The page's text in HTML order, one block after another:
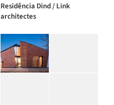
Residência Dind / Link
architectes